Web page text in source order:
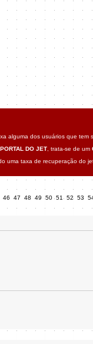
alguma dos usuários que tem
DO JET, trata-se de um
uma taxa de recuperação do
46 47 48 49 50 51 52 53